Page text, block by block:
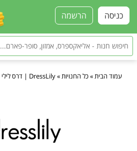
הרשמה כניסה
עמוד הבית »כל החנויות »DressLily | דרס לילי